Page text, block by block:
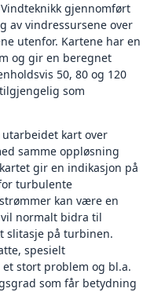
gjennomført
av vindressursene over
utenfor. Kartene har en
og gir en beregnet
50, 80 og 120
som
kart over
samme oppløsning
gir en indikasjon på
turbulente
kan være en
normalt bidra til
slitasje på turbinen.
spesielt
stort problem og bl.a.
som får betydning